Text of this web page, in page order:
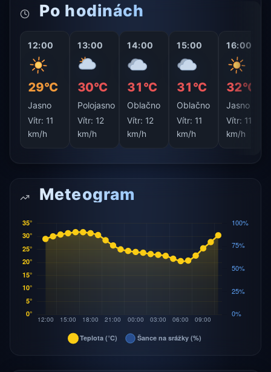
Po hodinách
12:00
29°C
Jasno
Vítr: 11
km/h
13:00
30°C
Polojasno
Vítr: 12
km/h
14:00
31°C
Oblačno
Vítr: 12
km/h
15:00
31°C
Oblačno
Vítr: 11
km/h
16:00
32°C
Jasno
Vítr: 11
km/h
Meteogram